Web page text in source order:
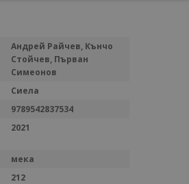
Андрей Райчев, Кънчо
Стойчев, Първан
Симеонов
Сиела
9789542837534
2021
мека
212